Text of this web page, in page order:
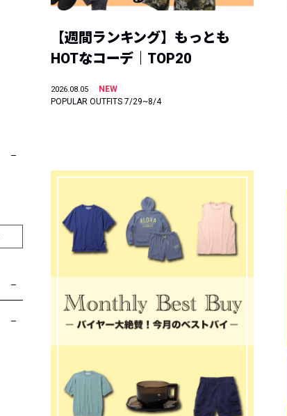
【週間ランキング】もっとも
HOTなコーデ｜TOP20
2026.08.05
NEW
POPULAR OUTFITS 7/29~8/4